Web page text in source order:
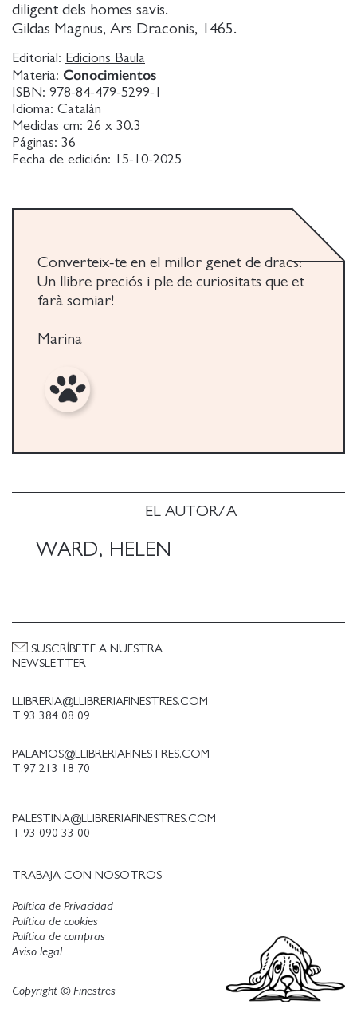
EL AUTOR/A
WARD, HELEN
diligent dels homes savis.
Gildas Magnus, Ars Draconis, 1465.
Editorial: Edicions Baula
Materia: Conocimientos
ISBN: 978-84-479-5299-1
Idioma: Catalán
Medidas cm: 26 x 30.3
Páginas: 36
Fecha de edición:
15-10-2025
Converteix-te en el millor genet de dracs!
Un llibre preciós i ple de curiositats que et
farà somiar!
Marina
LLIBRERIA@LLIBRERIAFINESTRES.COM
T.93 384 08 09
PALAMOS@LLIBRERIAFINESTRES.COM
T.97 213 18 70
PALESTINA@LLIBRERIAFINESTRES.COM
T.93 090 33 00
TRABAJA CON NOSOTROS
SUSCRÍBETE A NUESTRA
NEWSLETTER
Política de Privacidad
Política de cookies
Aviso legal
Política de compras
Copyright © Finestres